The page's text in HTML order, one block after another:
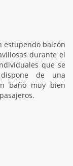
estupendo balcón
durante el
que se
de una
baño muy bien